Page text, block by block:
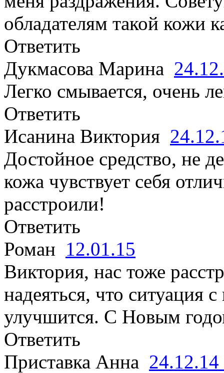
обладателям такой кожи
Ответить
Дукмасова Марина
Легко смывается, очень
Ответить
Исанина Виктория
Достойное средство, не
кожа чувствует себя
расстроили!
Ответить
Роман 12.01.15
Виктория, нас тоже
надеяться, что ситуация
улучшится. С Новым
Ответить
Приставка Анна 24.12.14